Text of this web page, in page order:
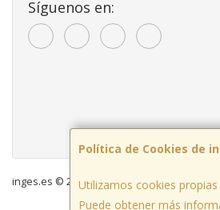
Política de Cookies de
Utilizamos cookies
Puede obtener más
Síguenos en:
inges.es © 2026